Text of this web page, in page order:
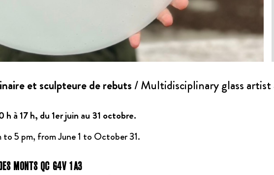
et sculpteure de rebuts/ Multidisciplinary glass artist
à 17 h, du 1er juin au 31 octobre.
5 pm, from June 1 to October 31.
MONTS QC G4V 1A3